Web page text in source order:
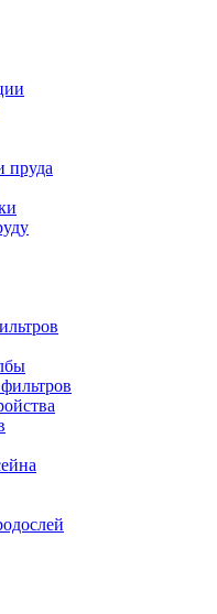
пруда